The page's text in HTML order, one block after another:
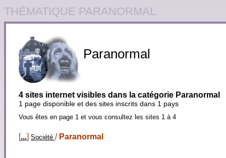
THÉMATIQUE PARANORMAL
Paranormal
4 sites internet visibles dans la catégorie Paranormal
1 page disponible et des sites inscrits dans 1 pays
Vous êtes en page 1 et vous consultez les sites 1 à 4
[...] Société / Paranormal